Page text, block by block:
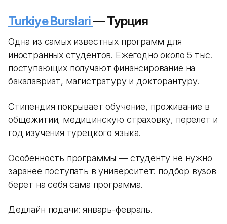
Turkiye Burslari— Турция
Одна из самых известных программ для
иностранных студентов. Ежегодно около 5 тыс.
поступающих получают финансирование на
бакалавриат, магистратуру и докторантуру.
Стипендия покрывает обучение, проживание в
общежитии, медицинскую страховку, перелет и
год изучения турецкого языка.
Особенность программы — студенту не нужно
заранее поступать в университет: подбор вузов
берет на себя сама программа.
Дедлайн подачи: январь-февраль.